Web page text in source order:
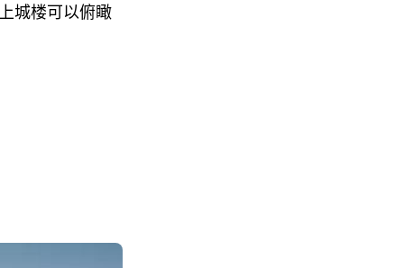
城楼可以俯瞰